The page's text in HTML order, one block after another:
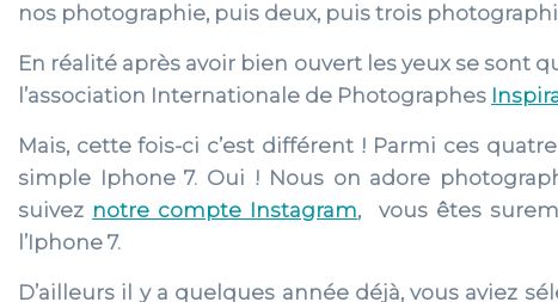
nos photographie, puis deux, puis trois
En réalité après avoir bien ouvert les yeux se sont
l’association Internationale de Photographes
Mais, cette fois-ci c’est différent ! Parmi ces
simple Iphone 7. Oui ! Nous on adore
suivez notre compte Instagram, vous êtes
l’Iphone 7.
D’ailleurs il y a quelques année déjà, vous aviez